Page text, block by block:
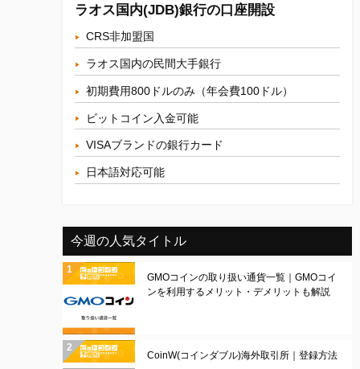
ラオス国内(JDB)銀行の口座開設
CRS非加盟国
ラオス国内の民間大手銀行
初期費用800ドルのみ（年会費100ドル）
ビットコイン入金可能
VISAブランドの銀行カード
日本語対応可能
今週の人気タイトル
GMOコインの取り扱い通貨一覧｜GMOコイ
ンを利用するメリット・デメリットも解説
CoinW(コインダブル)海外取引所｜登録方法